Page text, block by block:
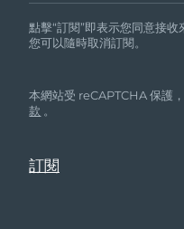
點擊“訂閱”即表示您同意接
您可以隨時取消訂閱。
本網站受 reCAPTCHA 保護
款 。